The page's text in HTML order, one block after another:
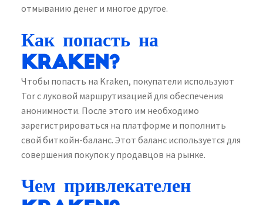
отмыванию денег и многое другое.
Как попасть на
Kraken?
Чтобы попасть на Kraken, покупатели используют
Tor с луковой маршрутизацией для обеспечения
анонимности. После этого им необходимо
зарегистрироваться на платформе и пополнить
свой биткойн-баланс. Этот баланс используется для
совершения покупок у продавцов на рынке.
Чем привлекателен